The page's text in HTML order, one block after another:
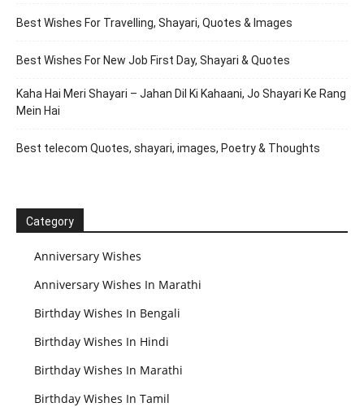
Best Wishes For Travelling, Shayari, Quotes & Images
Best Wishes For New Job First Day, Shayari & Quotes
Kaha Hai Meri Shayari – Jahan Dil Ki Kahaani, Jo Shayari Ke Rang
Mein Hai
Best telecom Quotes, shayari, images, Poetry & Thoughts
Category
Anniversary Wishes
Anniversary Wishes In Marathi
Birthday Wishes In Bengali
Birthday Wishes In Hindi
Birthday Wishes In Marathi
Birthday Wishes In Tamil